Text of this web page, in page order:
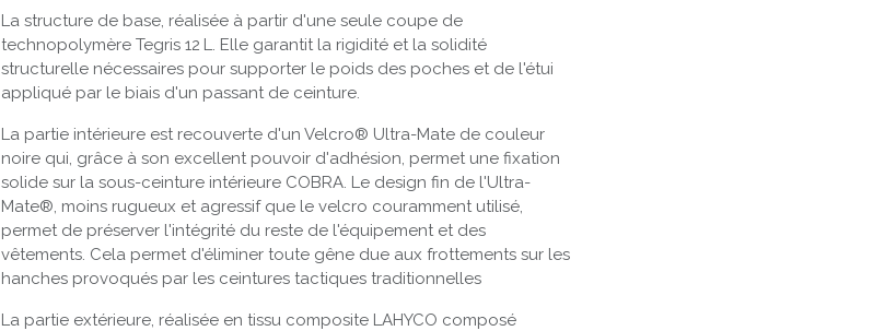
La structure de base, réalisée à partir d'une seule coupe de
technopolymère Tegris 12 L. Elle garantit la rigidité et la solidité
structurelle nécessaires pour supporter le poids des poches et de l'étui
appliqué par le biais d'un passant de ceinture.
La partie intérieure est recouverte d'un Velcro® Ultra-Mate de couleur
noire qui, grâce à son excellent pouvoir d'adhésion, permet une fixation
solide sur la sous-ceinture intérieure COBRA. Le design fin de l'Ultra-
Mate®, moins rugueux et agressif que le velcro couramment utilisé,
permet de préserver l'intégrité du reste de l'équipement et des
vêtements. Cela permet d'éliminer toute gêne due aux frottements sur les
hanches provoqués par les ceintures tactiques traditionnelles
La partie extérieure, réalisée en tissu composite LAHYCO composé